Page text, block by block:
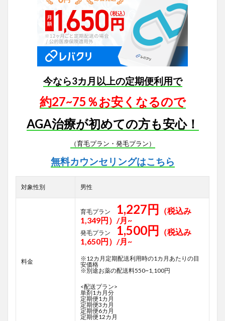
今なら3カ月以上の定期便利用で
約27~75％お安くなるので
AGA治療が初めての方も安心！
（育毛プラン・発毛プラン）
無料カウンセリングはこちら
対象性別 男性
料金
育毛プラン 1,227円 （税込み
1,349円）/月~
発毛プラン 1,500円 （税込み
1,650円）/月~
※12カ月定期配送利用時の1カ月あたりの目
安価格
※別途お薬の配送料550~1,100円
<配送プラン>
単剤1カ月分
定期便1カ月
定期便3カ月
定期便6カ月
定期便12カ月